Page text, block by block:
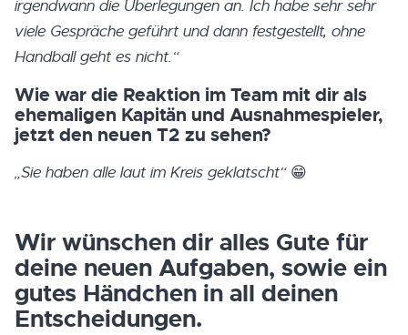
irgendwann die Überlegungen an. Ich habe sehr sehr
viele Gespräche geführt und dann festgestellt, ohne
Handball geht es nicht.“
Wie war die Reaktion im Team mit dir als
ehemaligen Kapitän und Ausnahmespieler,
jetzt den neuen T2 zu sehen?
„Sie haben alle laut im Kreis geklatscht“😁
Wir wünschen dir alles Gute für
deine neuen Aufgaben, sowie ein
gutes Händchen in all deinen
Entscheidungen.